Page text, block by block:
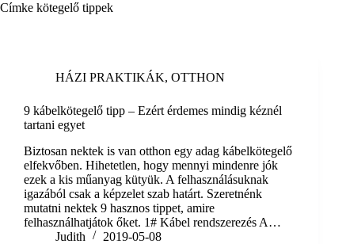
Címke kötegelő tippek
HÁZI PRAKTIKÁK, OTTHON
9 kábelkötegelő tipp – Ezért érdemes mindig kéznél
tartani egyet
Biztosan nektek is van otthon egy adag kábelkötegelő
elfekvőben. Hihetetlen, hogy mennyi mindenre jók
ezek a kis műanyag kütyük. A felhasználásuknak
igazából csak a képzelet szab határt. Szeretnénk
mutatni nektek 9 hasznos tippet, amire
felhasználhatjátok őket. 1# Kábel rendszerezés A…
Judith
2019-05-08